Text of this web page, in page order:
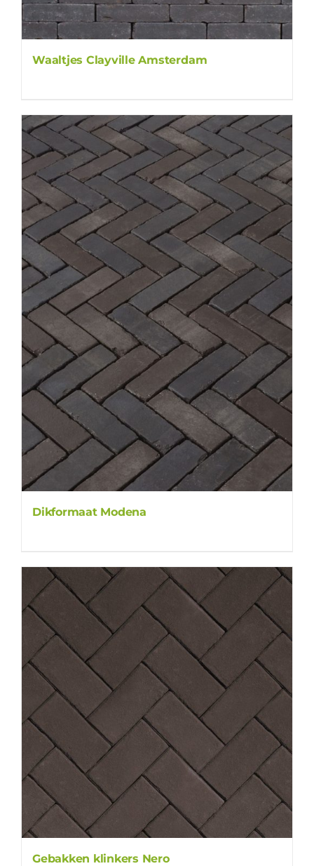
Waaltjes Clayville Amsterdam
Dikformaat Modena
Gebakken klinkers Nero